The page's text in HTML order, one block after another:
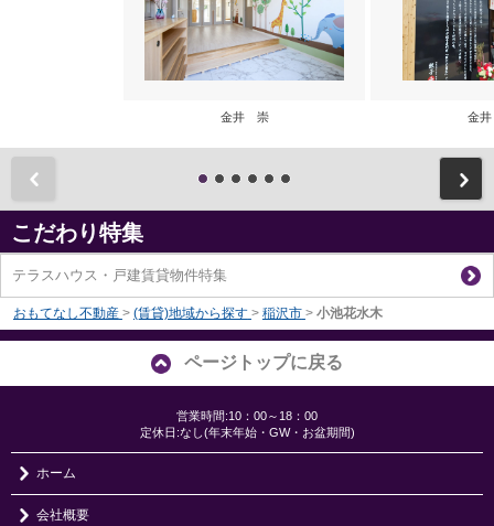
金井 崇 金
こだわり特集
テラスハウス・戸建賃貸物件特集
おもてなし不動産 > (賃貸)地域から探す > 稲沢市 > 小池花水木
ページトップに戻る
営業時間:10：00～18：00
定休日:なし(年末年始・GW・お盆期間)
ホーム
会社概要